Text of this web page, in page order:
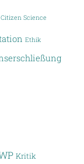
Citizen Science
Ethik
Kritik